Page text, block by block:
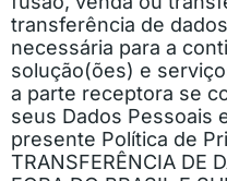
transferência de
necessária para a
solução(ões) e
a parte receptora se
seus Dados Pessoais
presente Política de
TRANSFERÊNCIA DE